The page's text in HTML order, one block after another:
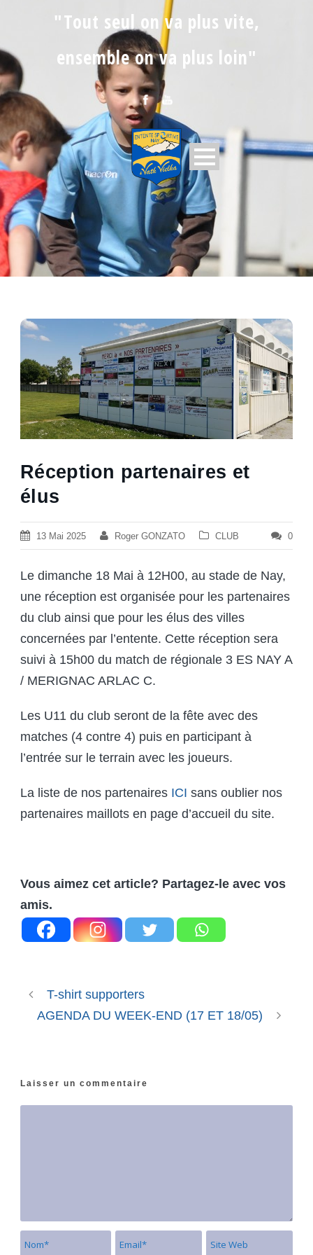
"Tout seul on va plus vite,
ensemble on va plus loin"
Réception partenaires et
élus
13 Mai 2025 Roger GONZATO CLUB 0
Le dimanche 18 Mai à 12H00, au stade de Nay,
une réception est organisée pour les partenaires
du club ainsi que pour les élus des villes
concernées par l’entente. Cette réception sera
suivi à 15h00 du match de régionale 3 ES NAY A
/ MERIGNAC ARLAC C.
Les U11 du club seront de la fête avec des
matches (4 contre 4) puis en participant à
l’entrée sur le terrain avec les joueurs.
La liste de nos partenaires ICI sans oublier nos
partenaires maillots en page d’accueil du site.
Vous aimez cet article? Partagez-le avec vos
amis.
T-shirt supporters
AGENDA DU WEEK-END (17 ET 18/05)
Laisser un commentaire